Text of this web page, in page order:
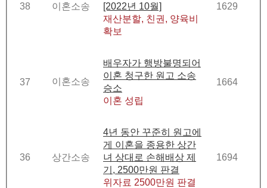
38 이혼소송
[2022년 10월]
재산분할, 친권, 양육비
확보
1629
37 이혼소송
배우자가 행방불명되어
이혼 청구한 원고 소송
승소
이혼 성립
1664
36 상간소송
4년 동안 꾸준히 원고에
게 이혼을 종용한 상간
녀 상대로 손해배상 제
기, 2500만원 판결
위자료 2500만원 판결
1694